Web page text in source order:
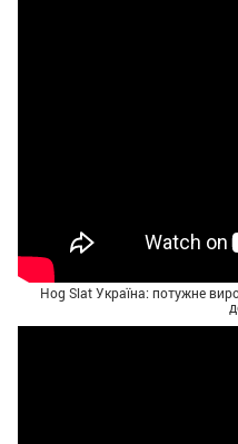
Hog Slat Україна: потужне